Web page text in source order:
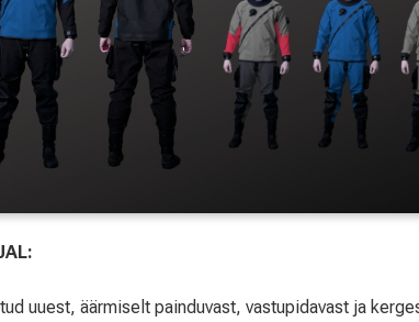
uuest, äärmiselt painduvast, vastupidavast ja